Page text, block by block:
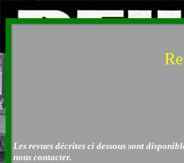
Les revues décrites ci dessous sont
nous contacter.